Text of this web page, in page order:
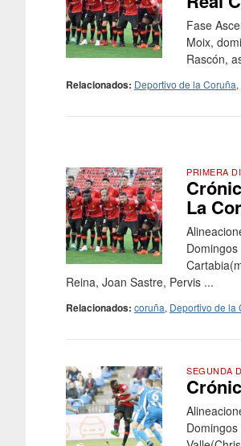
Fase
Moix,
Rascón,
Relacionados: Deportivo de la Coruña,
PRIMERA
La
Reina, Joan Sastre, Pervis ...
Relacionados: coruña, Deportivo de la
SEGUNDA